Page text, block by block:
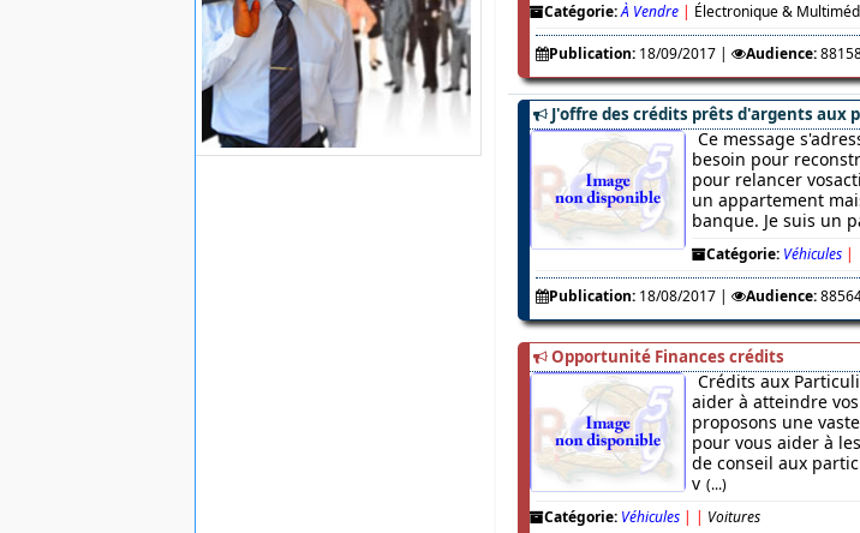
Catégorie:À Vendre | Électronique &
Publication: 18/09/2017| Audience:
J'offre des crédits prêts d'argents aux
Ce message
besoin pour
pour relancer
un appartement
banque. Je suis un
Catégorie: Véhicules |
Publication: 18/08/2017| Audience:
Opportunité Finances crédits
Crédits aux
aider à atteindre
proposons une
pour vous aider à
de conseil aux
v (...)
Catégorie: Véhicules | | Voitures